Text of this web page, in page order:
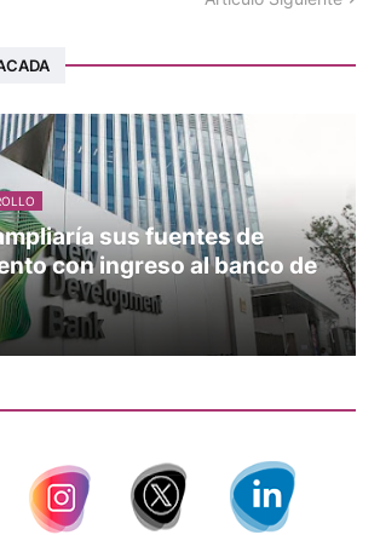
sus fuentes de
con ingreso al banco de